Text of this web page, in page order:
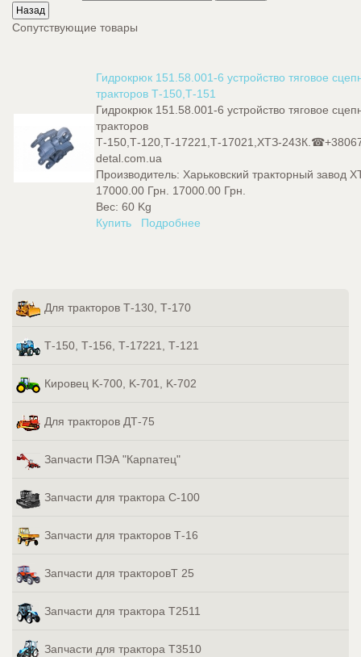
Сопутствующие товары
Гидрокрюк 151.58.001-6 устройство тяговое
тракторов Т-150,Т-151
Гидрокрюк 151.58.001-6 устройство тяговое
тракторов
Т-150,Т-120,Т-17221,Т-17021,ХТЗ-
detal.com.ua
Производитель: Харьковский тракторный завод
17000.00 Грн. 17000.00 Грн.
Вес: 60 Kg
Купить
Подробнее
Для тракторов Т-130, Т-170
Т-150, Т-156, Т-17221, Т-121
Кировец K-700, K-701, K-702
Для тракторов ДТ-75
Запчасти ПЭА "Карпатец"
Запчасти для трактора С-100
Запчасти для тракторов Т-16
Запчасти для тракторовТ 25
Запчасти для трактора Т2511
Запчасти для трактора Т3510